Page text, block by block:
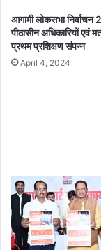
ता
का
र्य
क्र
त
:
पु
लि
ल
वा
ड्रि
ल
आगामी लोकसभा
पीठासीन अधिकारियों एवं
प्रथम प्रशिक्षण संपन्न
April 4, 2024